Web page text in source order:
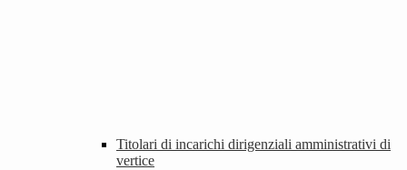
Titolari di incarichi dirigenziali amministrativi di
vertice